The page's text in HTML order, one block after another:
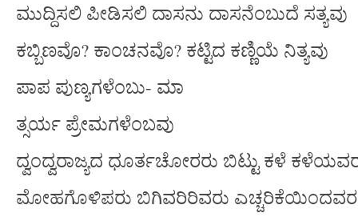
ಮುದ್ದಿಸಲಿ ಪೀಡಿಸಲಿ ದಾಸನು ದಾಸನೆಂಬುದೆ ಸತ್ಯವು
ಕಬ್ಬಿಣವೊ? ಕಾಂಚನವೊ? ಕಟ್ಟಿದ ಕಣ್ಣಿಯೆ ನಿತ್ಯವು
ಪಾಪ ಪುಣ್ಯಗಳೆಂಬು- ಮಾ
ತ್ಸರ್ಯ ಪ್ರೇಮಗಳೆಂಬವು
ದ್ವಂದ್ವರಾಜ್ಯದ ಧೂರ್ತಚೋರರು ಬಿಟ್ಟು ಕಳೆ
ಮೋಹಗೊಳಿಪರು ಬಿಗಿವರಿರಿವರು